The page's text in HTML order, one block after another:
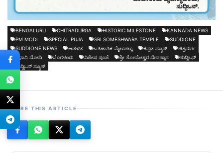
BENGALURU CHITRADURGA HISTORIC MILESTONE
KANNADA NEWS
PM MODI
SPECIAL PUJA SRI SOMESHWARA TEMPLE
SUDDIONE
SUDDIONE NEWS
ಆಡಳಿತ ಐತಿಹಾಸಿಕ ಮೈಲುಗಲ್ಲು ಕನ್ನಡ ನ್ಯೂಸ್
ಚಿತ್ರದುರ್ಗ
ಪ್ರಧಾನಿ ಮೋದಿ
ಬೆಂಗಳೂರು ವಿಶೇಷ ಪೂಜೆ ಶ್ರೀ ಸೋಮೇಶ್ವರ ದೇವಸ್ಥಾನ
ಸುದ್ದಿಒನ್
ಸುದ್ದಿಒನ್ ನ್ಯೂಸ್
SHARE THIS ARTICLE